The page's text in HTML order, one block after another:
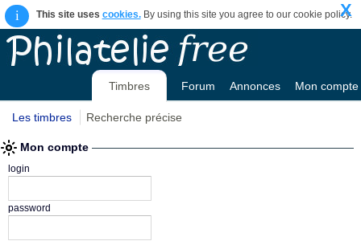
i This site uses cookies.By using this site you agree to our cookie policy.
X
Timbres Forum Annonces Mon compte
Les timbres Recherche précise
Mon compte
login
password